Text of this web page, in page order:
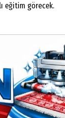
eğitim görecek.